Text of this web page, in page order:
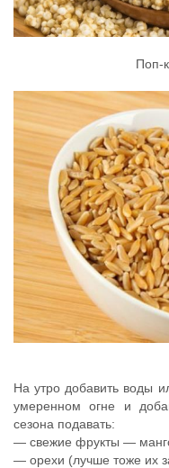
Поп-
На утро добавить воды
умеренном огне и
сезона подавать:
— свежие фрукты —
— орехи (лучше тоже их